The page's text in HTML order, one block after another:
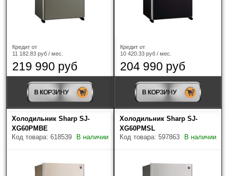
Кредит от
11 182.83 руб / мес.
219 990 руб
В КОРЗИНУ
Кредит от
10 420.33 руб / мес.
204 990 руб
В КОРЗИНУ
Холодильник Sharp SJ-
XG60PMBE
Код товара: 618539
В наличии
Холодильник Sharp SJ-
XG60PMSL
Код товара: 597863
В наличии